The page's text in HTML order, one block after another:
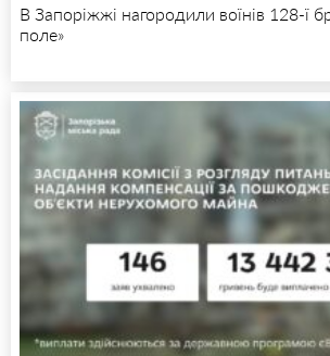
В Запоріжжі нагородили воїнів 128-ї
поле»